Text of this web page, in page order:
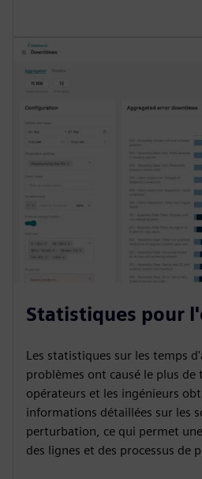
Statistiques pour
Les statistiques sur les temps
problèmes ont causé le plus de
opérateurs et les ingénieurs
informations détaillées sur les
perturbation, ce qui permet
des lignes et des processus de